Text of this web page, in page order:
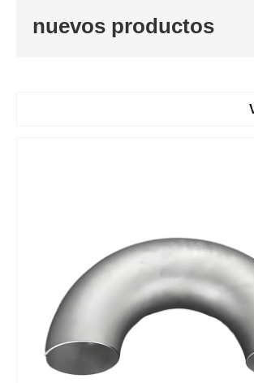
nuevos productos